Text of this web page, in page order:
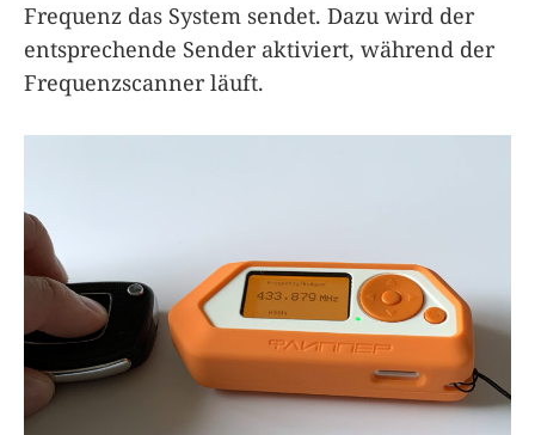
Frequenz das System sendet. Dazu wird der
entsprechende Sender aktiviert, während der
Frequenzscanner läuft.